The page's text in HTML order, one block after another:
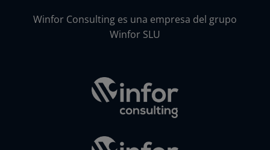
Winfor Consulting es una empresa del grupo
Winfor SLU